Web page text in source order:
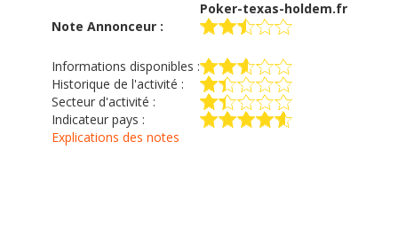
Poker-texas-holdem.fr
Note Annonceur :
Informations disponibles :
Historique de l'activité :
Secteur d'activité :
Indicateur pays :
Explications des notes